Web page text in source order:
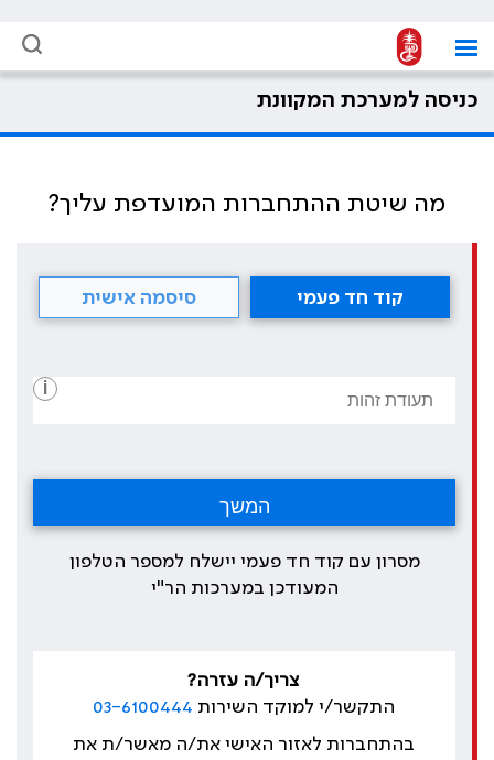
כניסה למערכת המקוונת
מה שיטת ההתחברות המועדפת עליך?
קוד חד פעמי סיסמה אישית
i
מסרון עם קוד חד פעמי יישלח למספר הטלפון
המעודכן במערכות הר"י
צריך/ה עזרה?
התקשר/י למוקד השירות 03-6100444
בהתחברות לאזור האישי את/ה מאשר/ת את